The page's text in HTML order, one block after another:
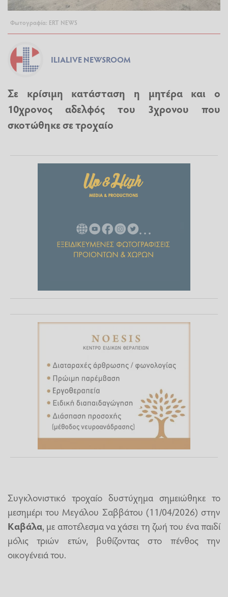
Φωτογραφία: ERT NEWS
ILIALIVE NEWSROOM
Σε κρίσιμη κατάσταση η μητέρα και ο
10χρονος αδελφός του 3χρονου που
σκοτώθηκε σε τροχαίο
Συγκλονιστικό τροχαίο δυστύχημα σημειώθηκε το
μεσημέρι του Μεγάλου Σαββάτου (11/04/2026) στην
Καβάλα, με αποτέλεσμα να χάσει τη ζωή του ένα παιδί
μόλις τριών ετών, βυθίζοντας στο πένθος την
οικογένειά του.